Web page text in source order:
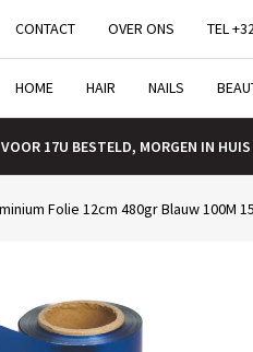
CONTACT OVER ONS TEL
HOME HAIR NAILS
VOOR 17U BESTELD, MORGEN IN HUIS
Folie 12cm 480gr Blauw 100M